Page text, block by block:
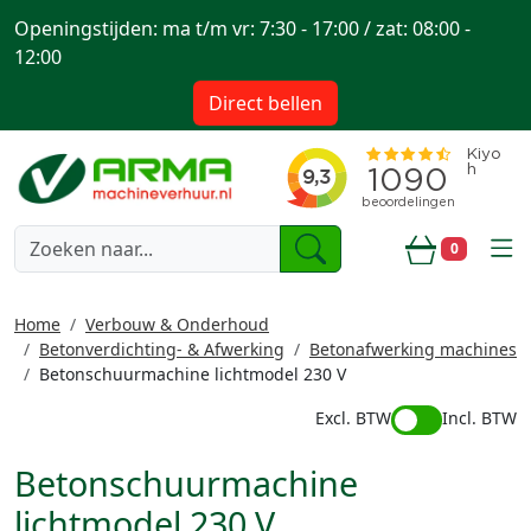
0
Openingstijden: ma t/m vr: 7:30 - 17:00 / zat: 08:00 -
12:00
Direct bellen
Home
Verbouw & Onderhoud
Betonverdichting- & Afwerking
Betonafwerking machines
Betonschuurmachine lichtmodel 230 V
Excl. BTW
Incl. BTW
Betonschuurmachine